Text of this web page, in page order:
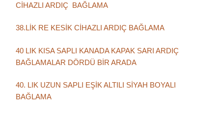
CİHAZLI ARDIÇ BAĞLAMA
38.LİK RE KESİK CİHAZLI ARDIÇ BAĞLAMA
40 LIK KISA SAPLI KANADA KAPAK SARI ARDIÇ
BAĞLAMALAR DÖRDÜ BİR ARADA
40. LIK UZUN SAPLI EŞİK ALTILI SİYAH BOYALI
BAĞLAMA